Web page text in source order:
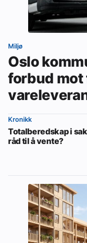
Miljø
Oslo
forbud mot
Kronikk
Totalberedskap i
råd til å vente?